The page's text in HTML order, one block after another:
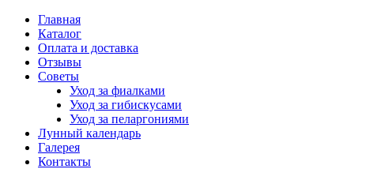
Главная
Каталог
Оплата и доставка
Отзывы
Советы
Уход за фиалками
Уход за гибискусами
Уход за пеларгониями
Лунный календарь
Галерея
Контакты